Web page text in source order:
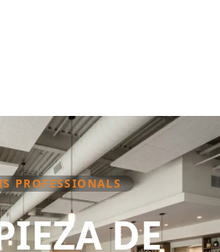
PROFESSIONALS
DE